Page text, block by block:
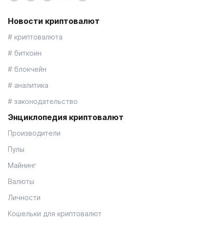
Новости криптовалют
# криптовалюта
# биткоин
# блокчейн
# аналитика
# законодательство
Энциклопедия криптовалют
Производители
Пулы
Майнинг
Валюты
Личности
Кошельки для криптовалют